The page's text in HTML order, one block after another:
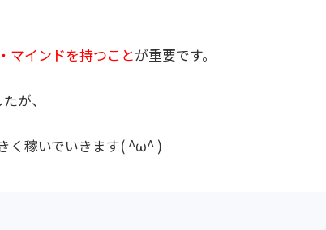
マインドを持つことが重要です。
が、
く稼いでいきます( ^ω^ )